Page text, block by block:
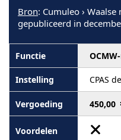
Bron: Cumuleo ›
gepubliceerd in
CPAS
450,00